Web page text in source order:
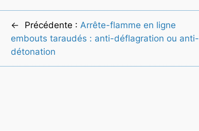
← Précédente : Arrête-flamme en ligne
embouts taraudés : anti-déflagration ou anti-
détonation